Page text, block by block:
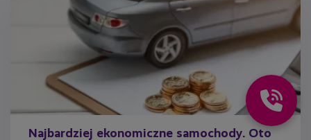
Najbardziej ekonomiczne samochody. Oto